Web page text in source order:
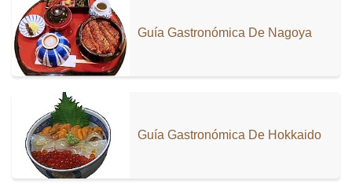
Guía Gastronómica De Nagoya
Guía Gastronómica De Hokkaido